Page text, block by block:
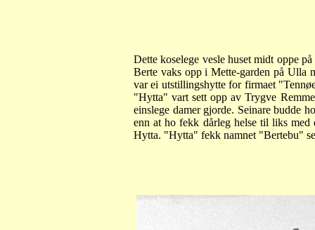
Dette koselege vesle huset midt oppe
Berte vaks opp i Mette-garden på Ulla
var ei utstillingshytte for firmaet
"Hytta" vart sett opp av Trygve
einslege damer gjorde. Seinare budde
enn at ho fekk dårleg helse til liks med
Hytta. "Hytta" fekk namnet "Bertebu"